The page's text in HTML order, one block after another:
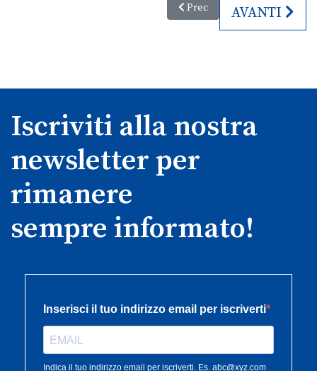
Articolo precedente: In FVG
Prec ARTICOLO
AVANTI
Iscriviti alla nostra
newsletter per
rimanere
sempre informato!